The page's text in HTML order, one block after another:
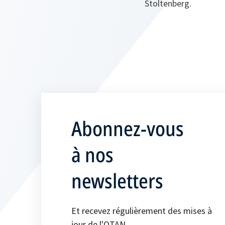
Stoltenberg.
Abonnez-vous
à nos
newsletters
Et recevez régulièrement des mises à